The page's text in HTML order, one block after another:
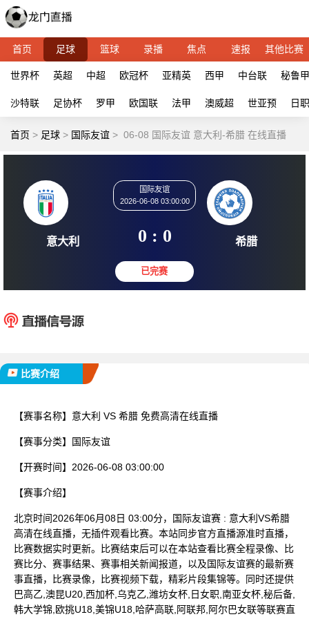
首页 足球 篮球 录播 焦点 速报 其他比赛
世界杯 英超 中超 欧冠杯 亚精英 西甲 中台联 秘鲁甲
沙特联 足协杯 罗甲 欧国联 法甲 澳威超 世亚预 日
首页 > 足球 > 国际友谊 > 06-08 国际友谊 意大利-希腊 在线直播
意大利
国际友谊
2026-06-08 03:00:00
0 : 0 希
比赛介绍
【赛事名称】 意大利 VS 希腊 免费高清在线直播
【赛事分类】 国际友谊
【开赛时间】 2026-06-08 03:00:00
【赛事介绍】
北京时间2026年06月08日 03:00分，国际友谊赛 : 意大利VS希腊
高清在线直播，无插件观看比赛。本站同步官方直播源准时直播，
比赛数据实时更新。比赛结束后可以在本站查看比赛全程录像、比
赛比分、赛事结果、赛事相关新闻报道，以及国际友谊赛的最新赛
事直播，比赛录像，比赛视频下载，精彩片段集锦等。同时还提供
巴高乙,澳昆U20,西加杯,乌克乙,潍坊女杯,日女职,南亚女杯,秘后备,
韩大学锦,欧挑U18,美锦U18,哈萨高联,阿联邦,阿尔巴女联等联赛直